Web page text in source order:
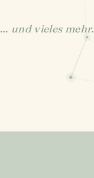
… und vieles mehr.